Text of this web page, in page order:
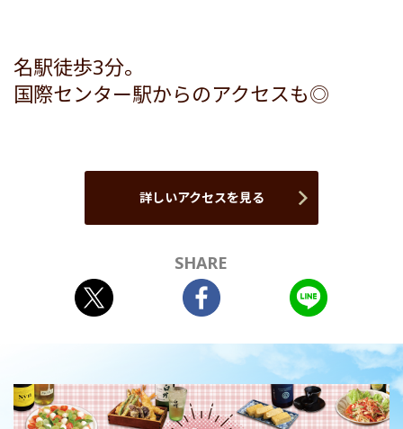
名駅徒歩3分。
国際センター駅からのアクセスも◎
詳しいアクセスを見る
SHARE